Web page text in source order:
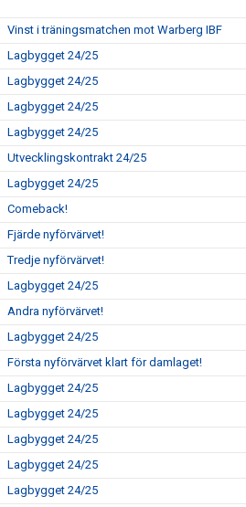
Vinst i träningsmatchen mot Warberg IBF
Lagbygget 24/25
Lagbygget 24/25
Lagbygget 24/25
Lagbygget 24/25
Utvecklingskontrakt 24/25
Lagbygget 24/25
Comeback!
Fjärde nyförvärvet!
Tredje nyförvärvet!
Lagbygget 24/25
Andra nyförvärvet!
Lagbygget 24/25
Första nyförvärvet klart för damlaget!
Lagbygget 24/25
Lagbygget 24/25
Lagbygget 24/25
Lagbygget 24/25
Lagbygget 24/25